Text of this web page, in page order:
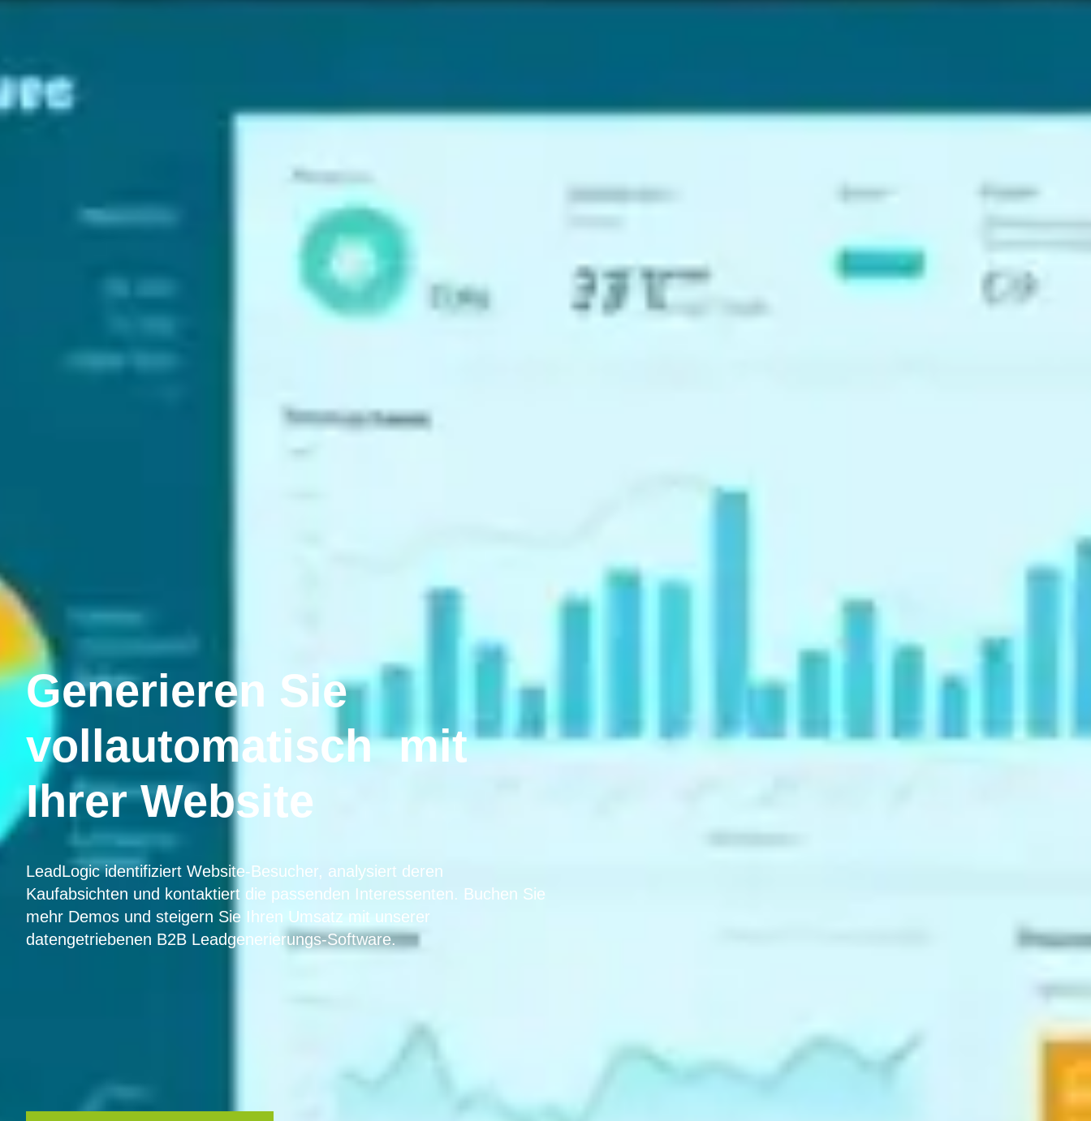
Generieren Sie
vollautomatisch mit
Ihrer Website
LeadLogic identifiziert Website-Besucher, analysiert deren
Kaufabsichten und kontaktiert die passenden Interessenten. Buchen Sie
mehr Demos und steigern Sie Ihren Umsatz mit unserer
datengetriebenen B2B Leadgenerierungs-Software.